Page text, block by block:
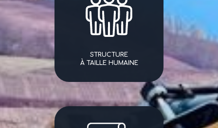
STRUCTURE
À TAILLE HUMAINE